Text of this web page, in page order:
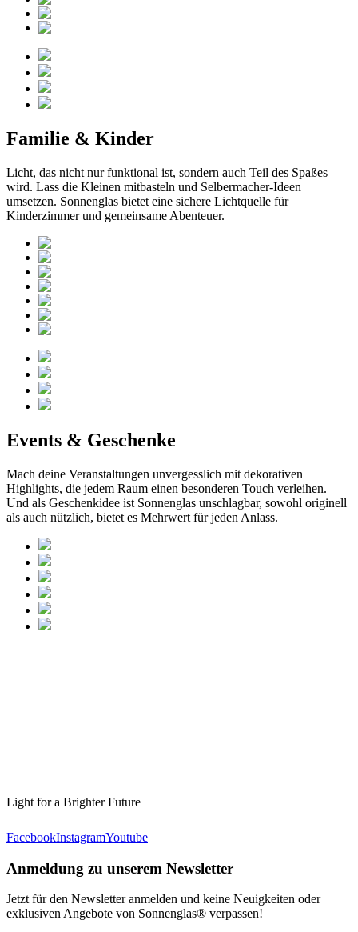
Familie & Kinder
Licht, das nicht nur funktional ist, sondern auch Teil des Spaßes
wird. Lass die Kleinen mitbasteln und Selbermacher-Ideen
umsetzen. Sonnenglas bietet eine sichere Lichtquelle für
Kinderzimmer und gemeinsame Abenteuer.
Events & Geschenke
Mach deine Veranstaltungen unvergesslich mit dekorativen
Highlights, die jedem Raum einen besonderen Touch verleihen.
Und als Geschenkidee ist Sonnenglas unschlagbar, sowohl originell
als auch nützlich, bietet es Mehrwert für jeden Anlass.
Light for a Brighter Future
FacebookInstagramYoutube
Anmeldung zu unserem Newsletter
Jetzt für den Newsletter anmelden und keine Neuigkeiten oder
exklusiven Angebote von Sonnenglas® verpassen!